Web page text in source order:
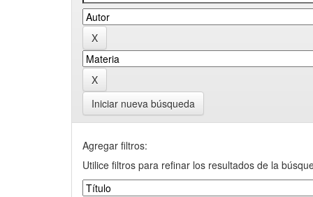
Iniciar nueva búsqueda
Agregar filtros:
Utilice filtros para refinar los resultados de la